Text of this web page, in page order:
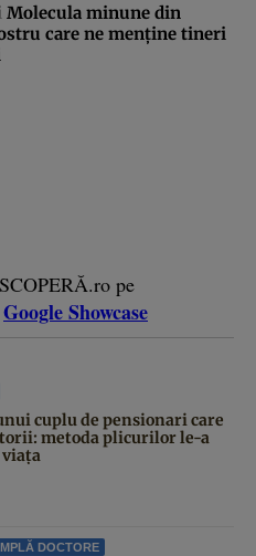
Molecula minune din
care ne menţine tineri
pe
Google Showcase
cuplu de pensionari care
metoda plicurilor le-a
DOCTORE